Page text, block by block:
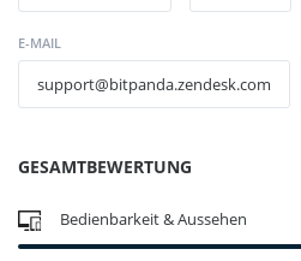
E-MAIL
support@bitpanda.zendesk.com
GESAMTBEWERTUNG
Bedienbarkeit & Aussehen